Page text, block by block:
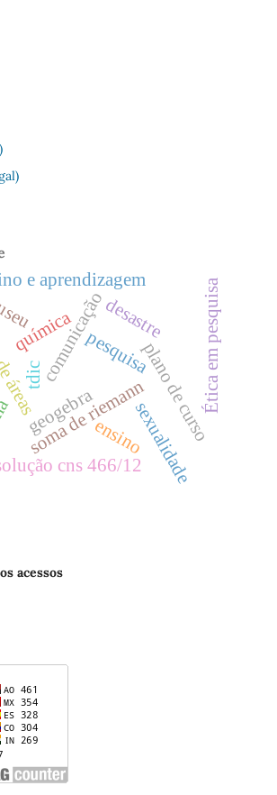
tdic
geogebra
soma de riemann
pesquisa
cns 466/12
plano de cursoÉtica em pesquisa
comunicação
ensino
e aprendizagem
sexualidade
desastre
química
acessos